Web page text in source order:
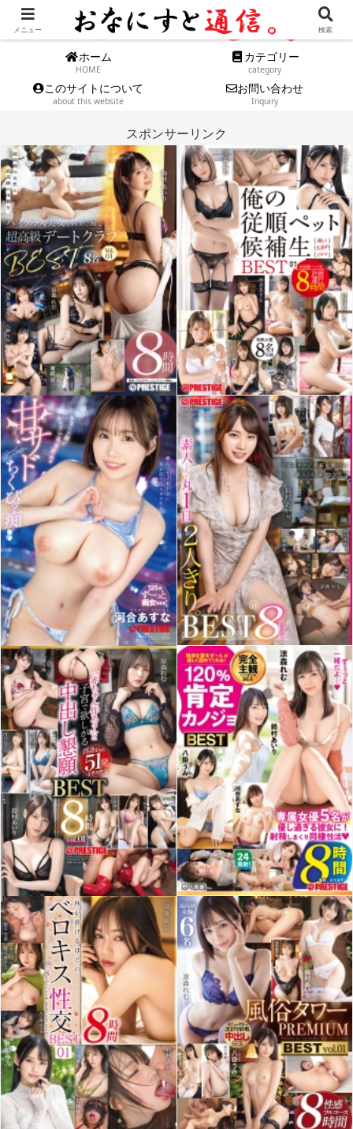
ホーム
HOME
カテゴリー
category
このサイトについて
about this website
お問い合わせ
Inquiry
スポンサーリンク
メニュー 検索